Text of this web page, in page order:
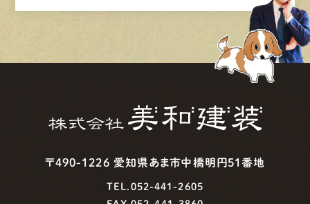
〒490-1226 愛知県あま市中橋明円51番地
TEL.052-441-2605